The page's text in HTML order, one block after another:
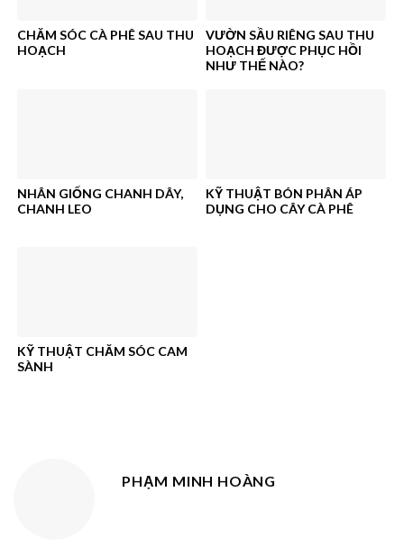
CHĂM SÓC CÀ PHÊ SAU THU
HOẠCH
VƯỜN SẦU RIÊNG SAU THU
HOẠCH ĐƯỢC PHỤC HỒI
NHƯ THẾ NÀO?
NHÂN GIỐNG CHANH DÂY,
CHANH LEO
KỸ THUẬT BÓN PHÂN ÁP
DỤNG CHO CÂY CÀ PHÊ
KỸ THUẬT CHĂM SÓC CAM
SÀNH
PHẠM MINH HOÀNG